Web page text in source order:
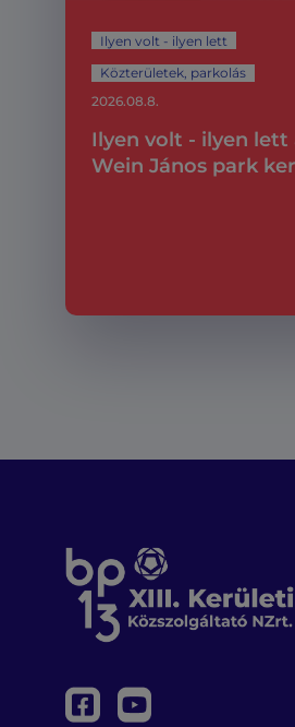
Ilyen volt - ilyen lett
Közterületek, parkolás
Ilyen volt - ilyen lett
Wein János park
2026.08.8.